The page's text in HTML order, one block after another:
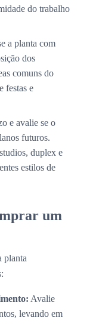
do trabalho
a planta com
dos
comuns do
festas e
e avalie se o
futuros.
duplex e
estilos de
um
planta
Avalie
levando em